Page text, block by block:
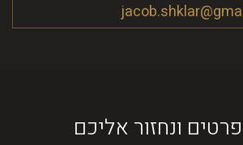
ונחזור אליכם